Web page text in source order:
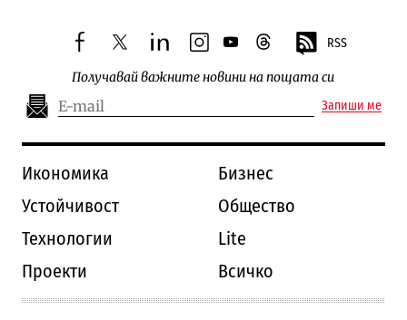
facebooktwitterlinkedininstagram
youtubethreads RSS
Получавай важните новини на пощата си
Запиши ме
Икономика
Бизнес
Устойчивост
Общество
Технологии
Lite
Проекти
Всичко